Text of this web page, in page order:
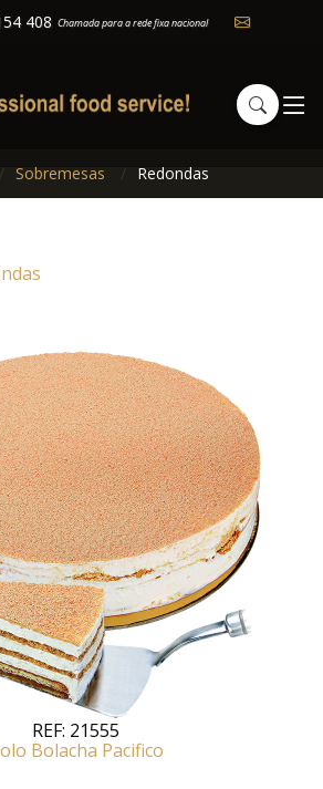
408 Chamada para a rede fixa nacional
Sobremesas Redondas
REF: 21555
Bolacha Pacifico